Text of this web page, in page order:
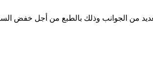
من الجوانب وذلك بالطبع من أجل خفض